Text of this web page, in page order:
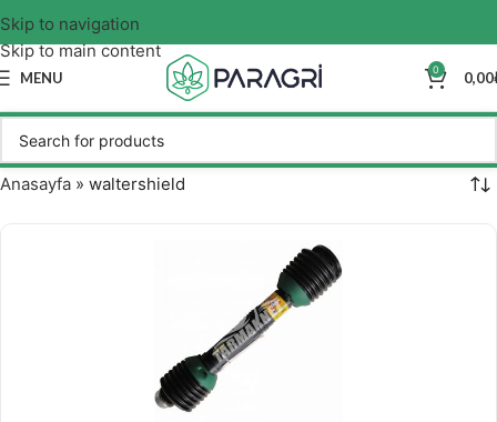
Skip to navigation
Skip to main content
MENU 0 0,00
Anasayfa » waltershield